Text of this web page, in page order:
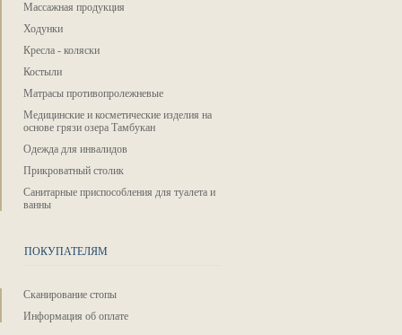
Массажная продукция
Ходунки
Кресла - коляски
Костыли
Матрасы противопролежневые
Медицинские и косметические изделия на
основе грязи озера Тамбукан
Одежда для инвалидов
Прикроватный столик
Санитарные приспособления для туалета и
ванны
ПОКУПАТЕЛЯМ
Сканирование стопы
Информация об оплате